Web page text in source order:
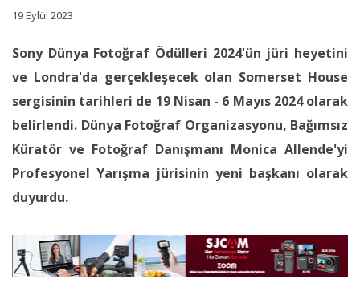
19 Eylül 2023
Sony Dünya Fotoğraf Ödülleri 2024'ün jüri heyetini
ve Londra'da gerçekleşecek olan Somerset House
sergisinin tarihleri de 19 Nisan - 6 Mayıs 2024 olarak
belirlendi. Dünya Fotoğraf Organizasyonu, Bağımsız
Küratör ve Fotoğraf Danışmanı Monica Allende'yi
Profesyonel Yarışma jürisinin yeni başkanı olarak
duyurdu.